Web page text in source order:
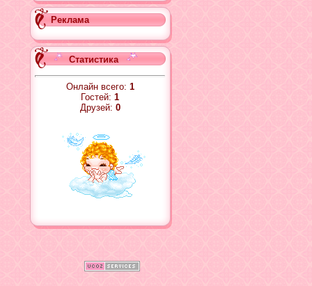
Реклама
Статистика
Онлайн всего: 1
Гостей: 1
Друзей: 0